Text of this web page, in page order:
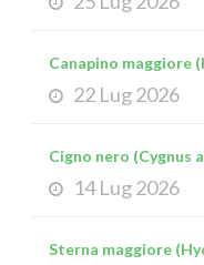
Canapino maggiore
22 Lug 2026
Cigno nero (Cygnus
14 Lug 2026
Sterna maggiore